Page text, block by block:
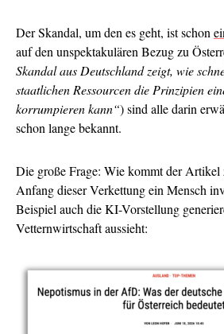
Der Skandal, um den es geht, ist schon
auf den unspektakulären Bezug zu
Skandal aus Deutschland zeigt, wie
staatlichen Ressourcen die Prinzipien
korrumpieren kann“) sind alle darin
schon lange bekannt.
Die große Frage: Wie kommt der Artikel
Anfang dieser Verkettung ein Mensch
Beispiel auch die KI-Vorstellung
Vetternwirtschaft aussieht: